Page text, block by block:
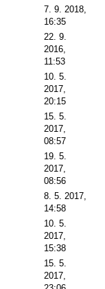
7. 9. 2018,
16:35
22. 9.
2016,
11:53
10. 5.
2017,
20:15
15. 5.
2017,
08:57
19. 5.
2017,
08:56
8. 5. 2017,
14:58
10. 5.
2017,
15:38
15. 5.
2017,